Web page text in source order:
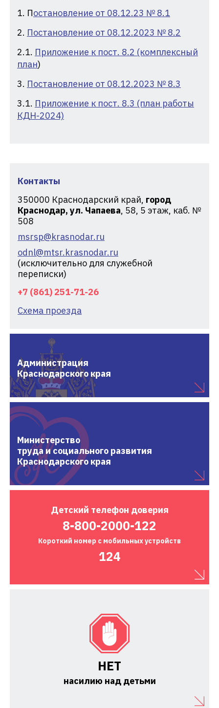
Контакты
350000 Краснодарский край, город
Краснодар, ул. Чапаева, 58, 5 этаж, каб. №
508
msrsp@krasnodar.ru
odnl@mtsr.krasnodar.ru
(исключительно для служебной
переписки)
+7 (861) 251-71-26
Схема проезда
Администрация
Краснодарского края
Министерство
труда и социального развития
Краснодарского края
Детский телефон доверия
8-800-2000-122
Короткий номер с мобильных устройств
124
НЕТ
насилию над детьми
1. Постановление от 08.12.23 № 8.1
2. Постановление от 08.12.2023 № 8.2
2.1. Приложение к пост. 8.2 (комплексный
план)
3. Постановление от 08.12.2023 № 8.3
3.1. Приложение к пост. 8.3 (план работы
КДН-2024)